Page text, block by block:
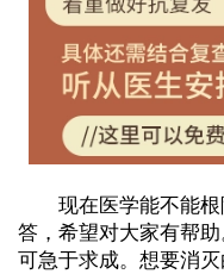
现在医学能不能根
答，希望对大家有帮
可急于求成。想要消